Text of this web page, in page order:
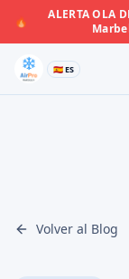
🔥
ALERTA OLA
🇪🇸 ES
Volver al Blog